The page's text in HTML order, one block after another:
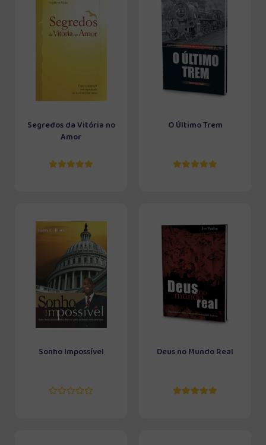
Segredos da Vitória no
Amor
O Último Trem
Sonho Impossível Deus no Mundo Real